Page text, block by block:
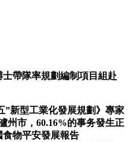
帶隊率規劃編制項目組赴
新型工業化發展規劃》專家
州市，60.16%的事务發生正
物平安發展報告